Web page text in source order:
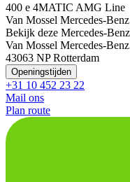
400 e 4MATIC AMG Line
Van Mossel Mercedes-
Bekijk deze Mercedes-
Van Mossel Mercedes-
43063 NP Rotterdam
Openingstijden
+31 10 452 23 22
Mail ons
Plan route